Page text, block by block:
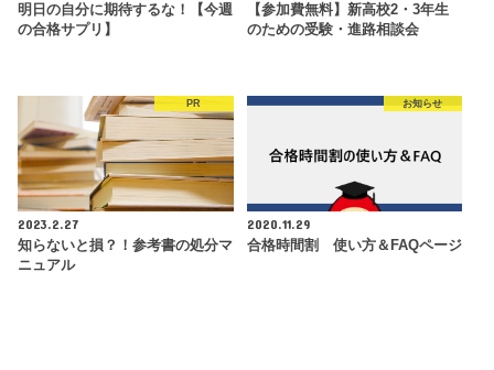
明日の自分に期待するな！【今週
の合格サプリ】
【参加費無料】新高校2・3年生
のための受験・進路相談会
PR
2023.2.27
知らないと損？！参考書の処分マ
ニュアル
お知らせ
2020.11.29
合格時間割 使い方＆FAQページ